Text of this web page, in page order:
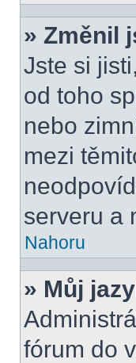
» Změnil
Jste si
od toho
nebo
mezi
serveru a
Nahoru
» Můj
fórum do